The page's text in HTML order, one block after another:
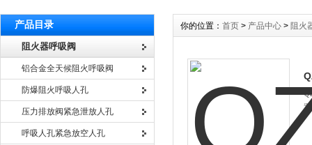
产品目录
阻火器呼吸阀
铝合金全天候阻火呼吸阀
防爆阻火呼吸人孔
压力排放阀紧急泄放人孔
呼吸人孔紧急放空人孔
你的位置： 首页 > 产品中心 > 阻火